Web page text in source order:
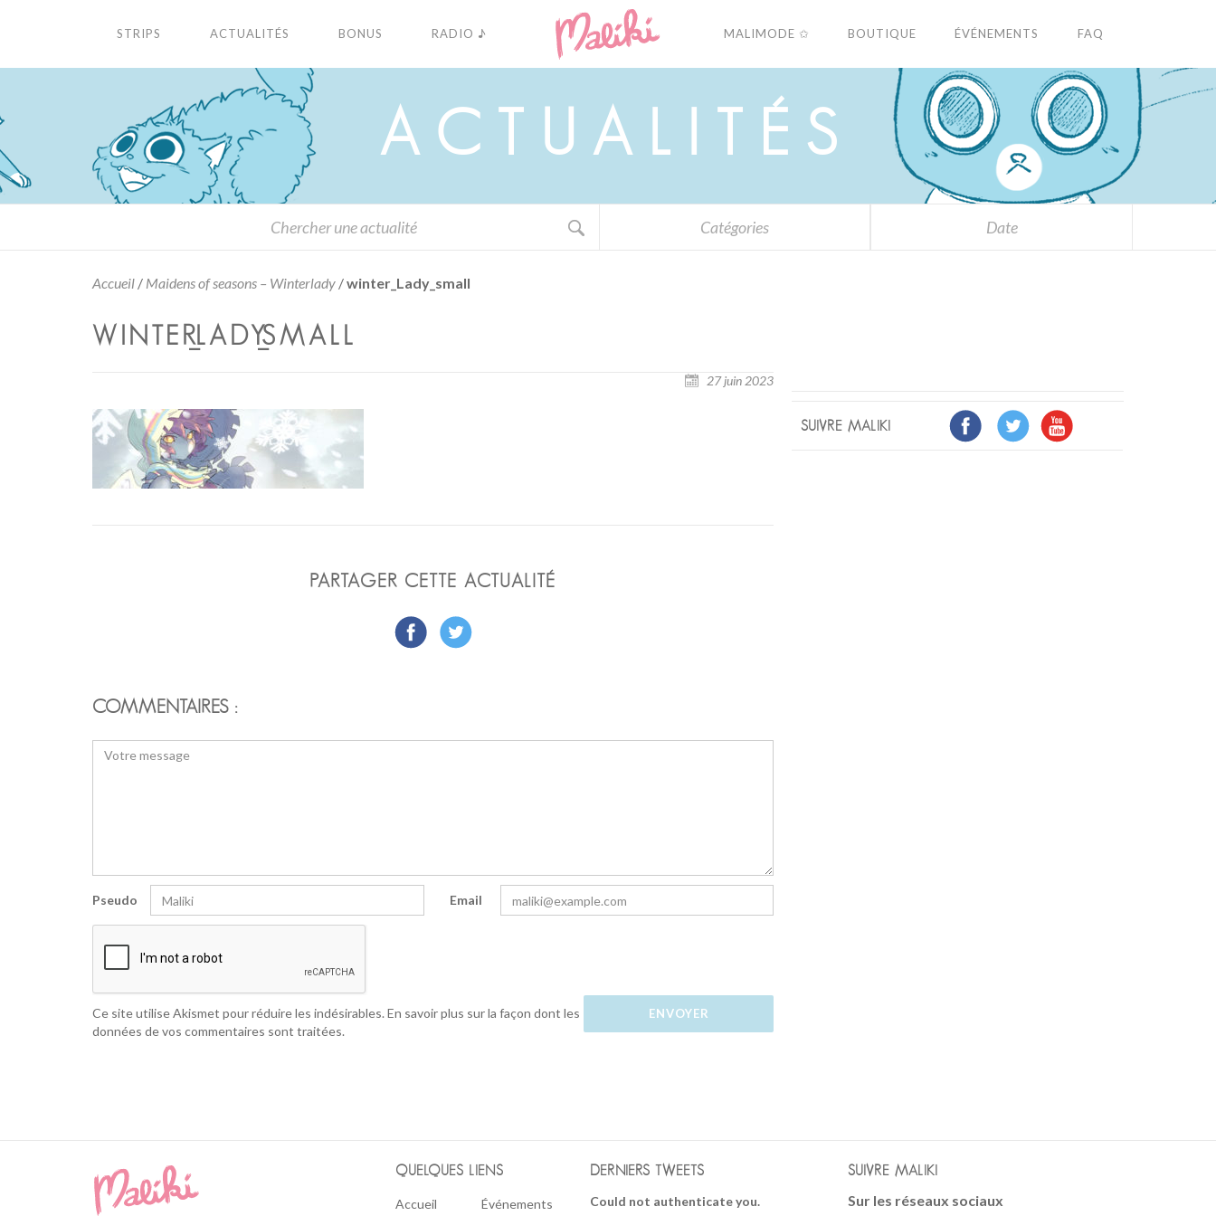
STRIPS ACTUALITÉS BONUS RADIO ♪ MALIMODE ✩ BOUTIQUE ÉVÉNEMENTS FAQ
A C U A L É S
Catégories Date
Accueil / Maidens of seasons – Winterlady /winter_Lady_small
WINTER_LADY_SMALL
27 juin 2023
PARTAGER CETTE ACTUALITÉ
COMMENTAIRES :
Pseudo Email
Ce site utilise Akismet pour réduire les indésirables.En savoir plus sur la façon dont les
données de vos commentaires sont traitées.
SUIVRE MALIKI
QUELQUES LIENS
Accueil Événements
DERNIERS TWEETS
Could not authenticate you.
SUIVRE MALIKI
Sur les réseaux sociaux